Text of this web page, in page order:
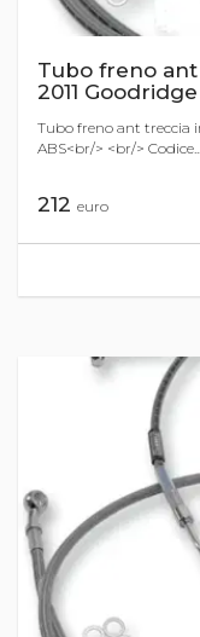
Tubo freno
2011 Goodridge
Tubo freno ant treccia
ABS<br/> <br/> Codice...
212 euro